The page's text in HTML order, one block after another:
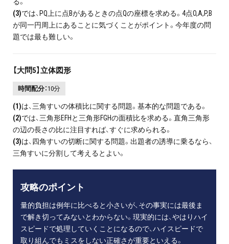
(3)では、PQ上に点Bがあるときの点Qの座標を求める。4点O,A,P,B
が同一円周上にあることに気づくことがポイント。今年度の問
題では最も難しい。
【大問5】立体図形
時間配分：10分
(1)は、三角すいの体積比に関する問題。基本的な問題である。
(2)では、三角形EFHと三角形FGHの面積比を求める。直角三角形
の辺の長さの比に注目すれば、すぐに求められる。
(3)は、四角すいの切断に関する問題。出題者の誘導に乗るなら、
三角すいに分割して考えるとよい。
攻略のポイント
量的負担は例年に比べると小さいが、その事実には最後ま
で解き切ってみないとわからない。現実的には、やはりハイ
スピードで処理していくことになるので、ハイスピードで
取り組んでもミスをしない正確さが重要といえる。